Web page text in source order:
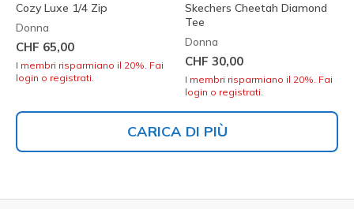
Cozy Luxe 1/4 Zip
Donna
CHF 65,00
I membri risparmiano il 20%. Fai
login o registrati.
Skechers Cheetah Diamond
Tee
Donna
CHF 30,00
I membri risparmiano il 20%. Fai
login o registrati.
CARICA DI PIÙ